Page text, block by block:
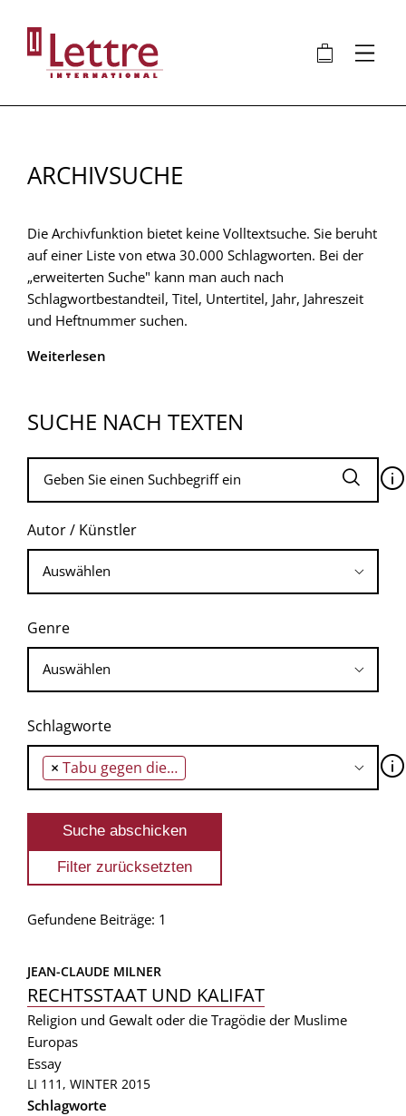
Inhalt
🛍 ⋮
ARCHIVSUCHE
Die Archivfunktion bietet keine Volltextsuche. Sie beruht
auf einer Liste von etwa 30.000 Schlagworten. Bei der
„erweiterten Suche" kann man auch nach
Schlagwortbestandteil, Titel, Untertitel, Jahr, Jahreszeit
und Heftnummer suchen.
Weiterlesen
SUCHE NACH TEXTEN
🛈
Autor / Künstler
Genre
Schlagworte
× Tabu gegen die Verbürgerlichung 🛈
Gefundene Beiträge: 1
JEAN-CLAUDE MILNER
RECHTSSTAAT UND KALIFAT
Religion und Gewalt oder die Tragödie der Muslime
Europas
Essay
LI 111, WINTER 2015
Schlagworte